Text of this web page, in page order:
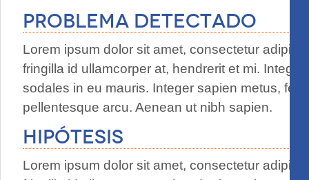
Problema Detectado
Lorem ipsum dolor sit amet, consectetur
fringilla id ullamcorper at, hendrerit et mi.
sodales in eu mauris. Integer sapien metus,
pellentesque arcu. Aenean ut nibh sapien.
Hipótesis
Lorem ipsum dolor sit amet, consectetur